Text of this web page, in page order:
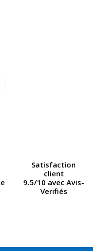
Satisfaction
client
9.5/10 avec Avis-
Verifiés